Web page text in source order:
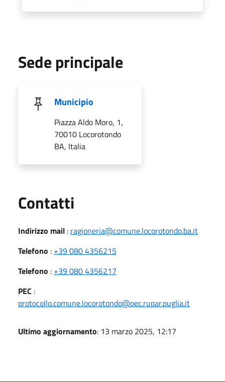
Sede principale
Municipio
Piazza Aldo Moro, 1,
70010 Locorotondo
BA, Italia
Contatti
Indirizzo mail : ragioneria@comune.locorotondo.ba.it
Telefono : +39 080 4356215
Telefono : +39 080 4356217
PEC :
protocollo.comune.locorotondo@pec.rupar.puglia.it
Ultimo aggiornamento: 13 marzo 2025, 12:17